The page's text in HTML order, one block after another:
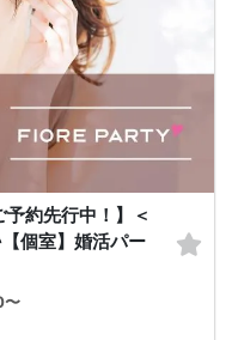
予約先行中！】＜
個室】婚活パー
〜